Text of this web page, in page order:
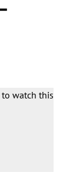
watch this